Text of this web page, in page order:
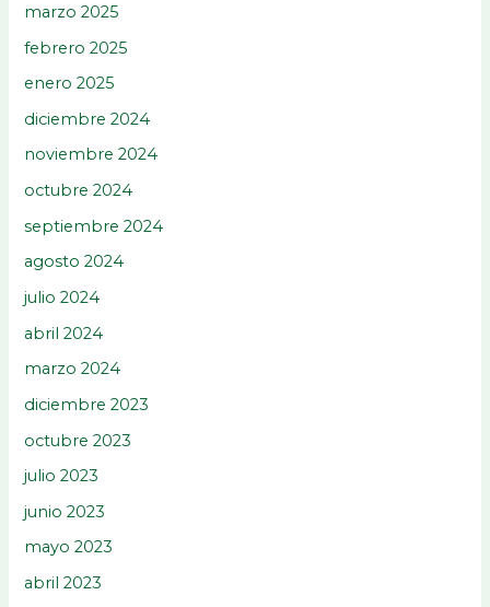
marzo 2025
febrero 2025
enero 2025
diciembre 2024
noviembre 2024
octubre 2024
septiembre 2024
agosto 2024
julio 2024
abril 2024
marzo 2024
diciembre 2023
octubre 2023
julio 2023
junio 2023
mayo 2023
abril 2023